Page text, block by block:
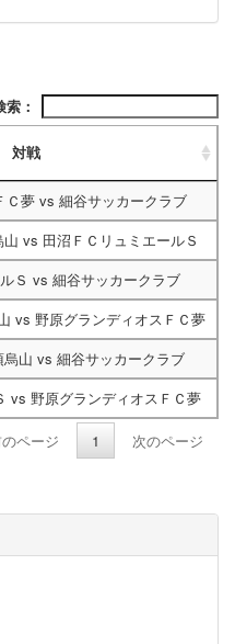
索：
対戦
Ｃ夢 vs 細谷サッカークラブ
vs 田沼ＦＣリュミエールＳ
Ｓ vs 細谷サッカークラブ
vs 野原グランディオスＦＣ夢
山 vs 細谷サッカークラブ
vs 野原グランディオスＦＣ夢
ページ 1 次のページ